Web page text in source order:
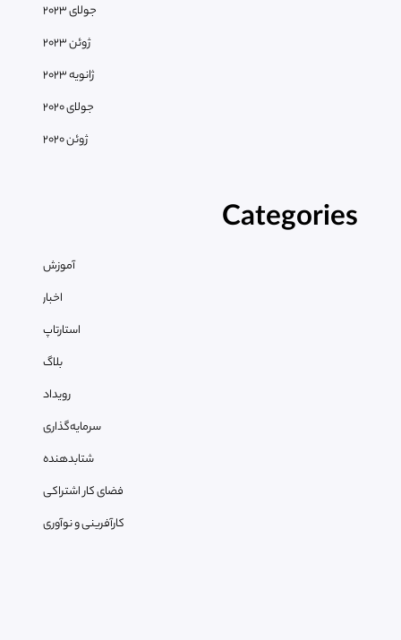
جولای 2023
ژوئن 2023
ژانویه 2023
جولای 2020
ژوئن 2020
Categories
آموزش
اخبار
استارتاپ
بلاگ
رویداد
سرمایه‌گذاری
شتابدهنده
فضای کار اشتراکی
کارآفرینی و نوآوری